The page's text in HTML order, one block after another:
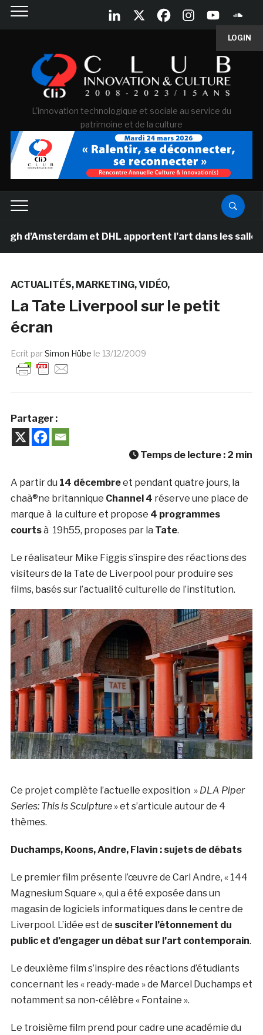
LOGIN
L'innovation technologique et sociale au service du
patrimoine et de la culture
et DHL apportent l’art dans les salles de
ACTUALITÉS MARKETING VIDÉO
La Tate Liverpool sur le petit
écran
Ecrit parSimon Hübe le 13/12/2009
Partager :
Temps de lecture : 2 min
A partir du 14 décembreet pendant quatre jours, la
chaà®ne britannique Channel 4 réserve une place de
marque à la culture et propose 4 programmes
courtsà 19h55, proposes par la Tate.
Le réalisateur Mike Figgis s’inspire des réactions des
visiteurs de la Tate de Liverpool pour produire ses
films, basés sur l’actualité culturelle de l’institution.
Ce projet complète l’actuelle exposition » DLA Piper
Series: This is Sculpture» et s’articule autour de 4
thèmes.
Duchamps, Koons, Andre, Flavin : sujets de débats
Le premier film présente l’œuvre de Carl Andre, « 144
Magnesium Square », qui a été exposée dans un
magasin de logiciels informatiques dans le centre de
Liverpool. L’idée est de susciter l’étonnement du
public et d’engager un débat sur l’art contemporain.
Le deuxième film s’inspire des réactions d’étudiants
concernant les « ready-made » de Marcel Duchamps et
notamment sa non-célèbre « Fontaine ».
Le troisième film prend pour cadre une académie du